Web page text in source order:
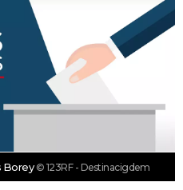
Borey © 123RF - Destinacigdem